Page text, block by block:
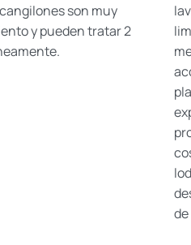
son muy
y pueden tratar 2